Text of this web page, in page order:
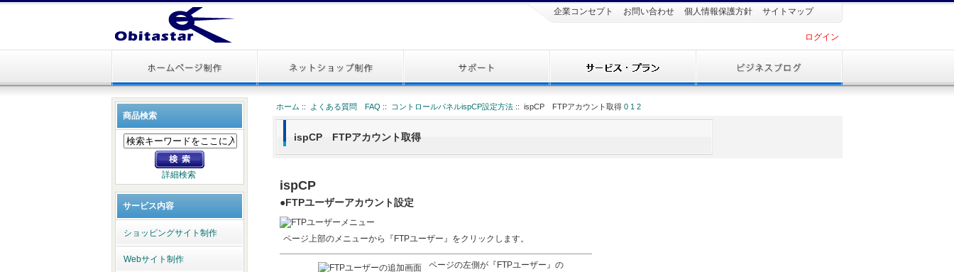
企業コンセプト お問い合わせ 個人情報保護方針 サイトマップ
ログイン
商品検索
詳細検索
サービス内容
ショッピングサイト制作
Webサイト制作
ホーム :: よくある質問 FAQ :: コントロールパネルispCP設定方法 :: ispCP FTPアカウント取得0 1 2
ispCP FTPアカウント取得
ispCP
●FTPユーザーアカウント設定
ページ上部のメニューから『FTPユーザー』をクリックします。
ページの左側が『FTPユーザー』の